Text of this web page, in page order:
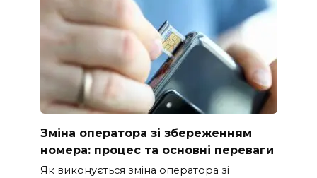
Зміна оператора зі збереженням
номера: процес та основні переваги
Як виконується зміна оператора зі